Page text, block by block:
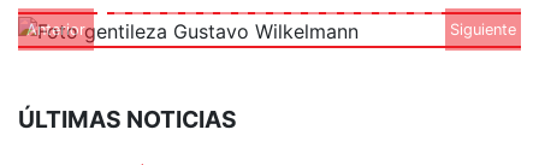
Anterior Siguiente
ÚLTIMAS NOTICIAS